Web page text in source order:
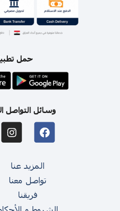
حمل
وسائل التواصل
المزيد عنا
تواصل معنا
فريقنا